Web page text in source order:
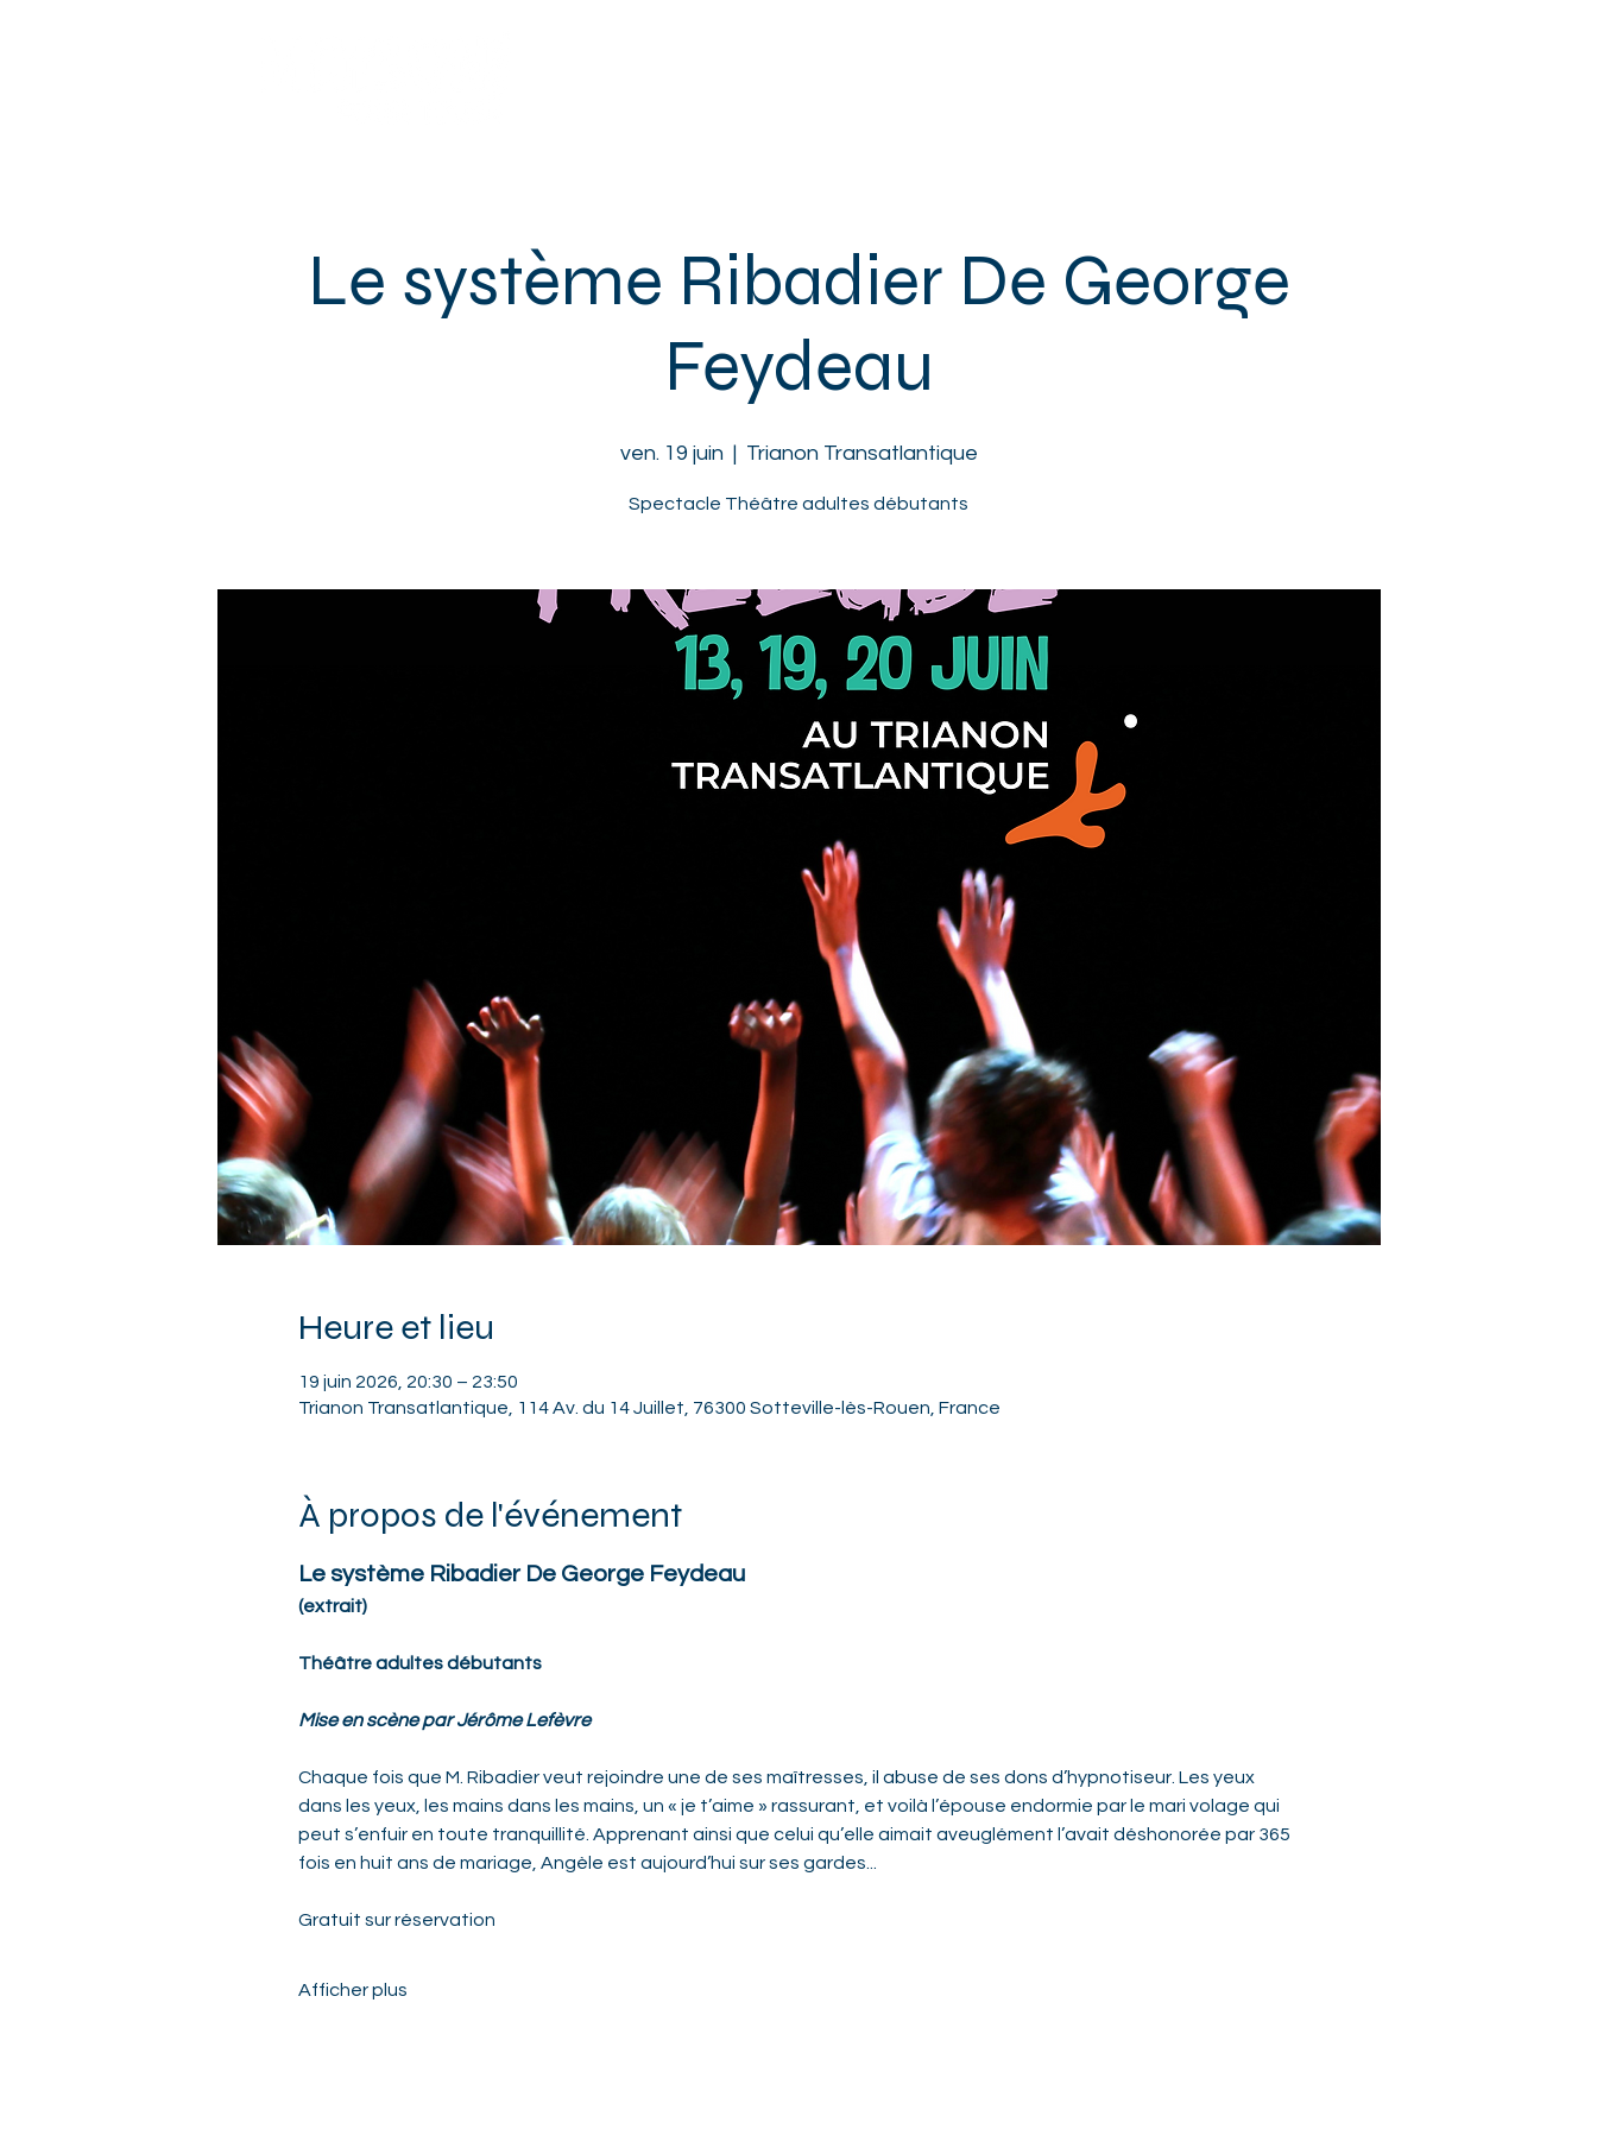
Le système Ribadier De George
Feydeau
ven. 19 juin
  |
Trianon Transatlantique
Spectacle Théâtre adultes débutants
Heure et lieu
19 juin 2026, 20:30 – 23:50
Trianon Transatlantique, 114 Av. du 14 Juillet, 76300 Sotteville-lès-Rouen, France
À propos de l'événement
Le système Ribadier De George Feydeau
(extrait)
Théâtre adultes débutants
Mise en scène par Jérôme Lefèvre
Chaque fois que M. Ribadier veut rejoindre une de ses maîtresses, il abuse de ses dons d’hypnotiseur. Les yeux
dans les yeux, les mains dans les mains, un « je t’aime » rassurant, et voilà l’épouse endormie par le mari volage qui
peut s’enfuir en toute tranquillité. Apprenant ainsi que celui qu’elle aimait aveuglément l’avait déshonorée par 365
fois en huit ans de mariage, Angèle est aujourd’hui sur ses gardes...
Gratuit sur réservation
Afficher plus